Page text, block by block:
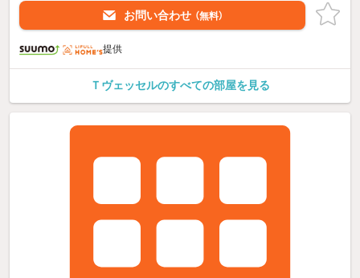
お問い合わせ （無料）
提供
Ｔヴェッセルのすべての部屋を見る